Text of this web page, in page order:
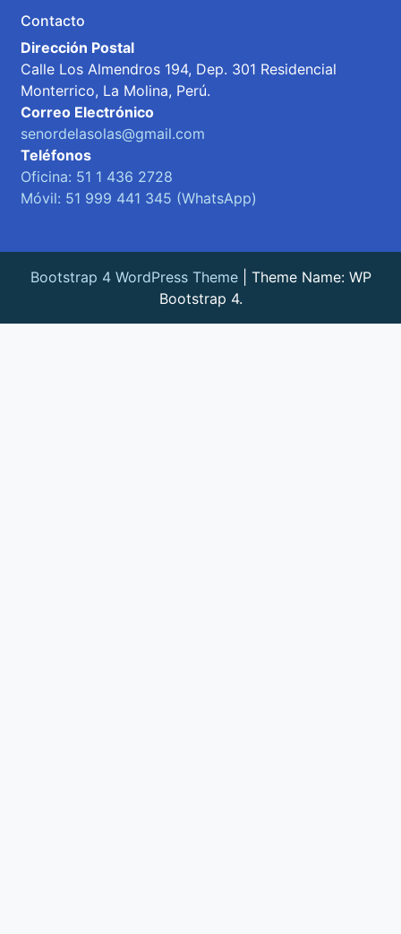
Contacto
Dirección Postal
Calle Los Almendros 194, Dep. 301 Residencial
Monterrico, La Molina, Perú.
Correo Electrónico
senordelasolas@gmail.com
Teléfonos
Oficina: 51 1 436 2728
Móvil: 51 999 441 345 (WhatsApp)
Bootstrap 4 WordPress Theme
Theme Name: WP
Bootstrap 4.